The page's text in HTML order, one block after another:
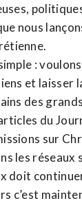
nous
:
et laisser
des
du
sur
les réseaux
doit
c’est